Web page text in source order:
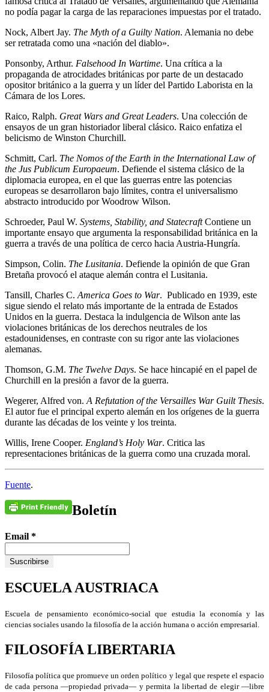
no podía pagar la carga de las reparaciones impuestas por el tratado.
Nock, Albert Jay. The Myth of a Guilty Nation. Alemania no debe
ser retratada como una «nación del diablo».
Ponsonby, Arthur. Falsehood In Wartime. Una crítica a la
propaganda de atrocidades británicas por parte de un destacado
opositor británico a la guerra y un líder del Partido Laborista en la
Cámara de los Lores.
Raico, Ralph. Great Wars and Great Leaders. Una colección de
ensayos de un gran historiador liberal clásico. Raico enfatiza el
belicismo de Winston Churchill.
Schmitt, Carl. The Nomos of the Earth in the International Law of
the Jus Publicum Europaeum. Defiende el sistema clásico de la
diplomacia europea, en el que las guerras entre las potencias
europeas se desarrollaron bajo límites, contra el universalismo
abstracto introducido por Woodrow Wilson.
Schroeder, Paul W. Systems, Stability, and StatecraftContiene un
importante ensayo que argumenta la responsabilidad británica en la
guerra a través de una política de cerco hacia Austria-Hungría.
Simpson, Colin. The Lusitania. Defiende la opinión de que Gran
Bretaña provocó el ataque alemán contra el Lusitania.
Tansill, Charles C.America Goes to War. Publicado en 1939, este
sigue siendo el relato más importante de la entrada de Estados
Unidos en la guerra. Destaca la indulgencia de Wilson ante las
violaciones británicas de los derechos neutrales de los
estadounidenses, en contraste con su rigor ante las violaciones
alemanas.
Thomson, G.M. The Twelve Days. Se hace hincapié en el papel de
Churchill en la presión a favor de la guerra.
Wegerer, Alfred von.A Refutation of the Versailles War Guilt Thesis.
El autor fue el principal experto alemán en los orígenes de la guerra
durante las décadas de los veinte y los treinta.
Willis, Irene Cooper. England’s Holy War. Critica las
representaciones británicas de la guerra como una cruzada moral.
Fuente.
Boletín
Email *
ESCUELA AUSTRIACA
Escuela de pensamiento económico-social que estudia la economía y las
ciencias sociales usando la filosofía de la acción humana o acción empresarial.
FILOSOFÍA LIBERTARIA
Filosofía política que promueve un orden político y legal que respete el espacio
de cada persona —propiedad privada— y permita la libertad de elegir —libre